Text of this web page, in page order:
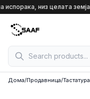
Skip to content
испорака, низ целата
Дома/Продавница/